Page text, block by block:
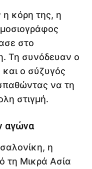
η κόρη της, η
στο
Τη συνόδευαν ο
ο σύζυγός
να τη
στιγμή.
αγώνα
η
τη Μικρά Ασία